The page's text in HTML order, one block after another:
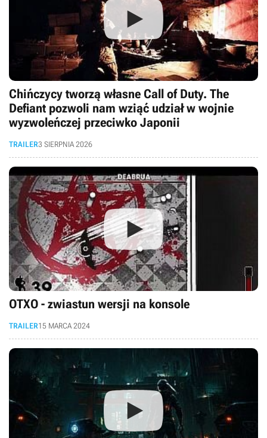
Chińczycy tworzą własne Call of Duty. The
Defiant pozwoli nam wziąć udział w wojnie
wyzwoleńczej przeciwko Japonii
TRAILER3 SIERPNIA 2026
OTXO - zwiastun wersji na konsole
TRAILER15 MARCA 2024